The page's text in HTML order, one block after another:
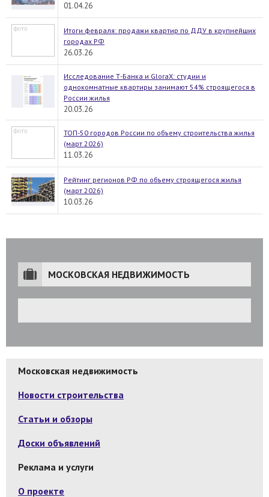
01.04.26
Итоги февраля: продажи квартир по ДДУ в крупнейших
городах РФ
26.03.26
Исследование Т-Банка и GloraX: студии и
однокомнатные квартиры занимают 54% строящегося в
России жилья
20.03.26
ТОП-50 городов России по объему строительства жилья
(март 2026)
11.03.26
Рейтинг регионов РФ по объему строящегося жилья
(март 2026)
10.03.26
МОСКОВСКАЯ НЕДВИЖИМОСТЬ
Московская недвижимость
Новости строительства
Статьи и обзоры
Доски объявлений
Реклама и услуги
О проекте